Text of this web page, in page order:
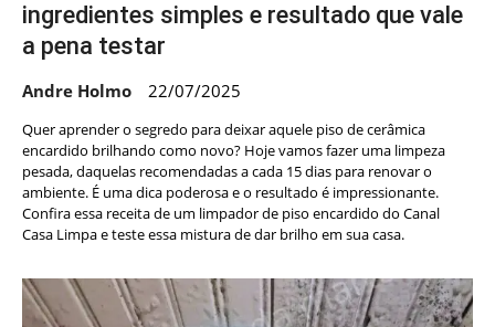
ingredientes simples e resultado que vale
a pena testar
Andre Holmo 22/07/2025
Quer aprender o segredo para deixar aquele piso de cerâmica
encardido brilhando como novo? Hoje vamos fazer uma limpeza
pesada, daquelas recomendadas a cada 15 dias para renovar o
ambiente. É uma dica poderosa e o resultado é impressionante.
Confira essa receita de um limpador de piso encardido do Canal
Casa Limpa e teste essa mistura de dar brilho em sua casa.